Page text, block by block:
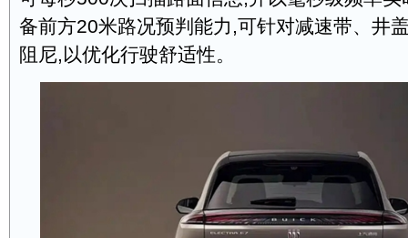
备前方20米路况预判能力,可针对减速带、井
阻尼,以优化行驶舒适性。